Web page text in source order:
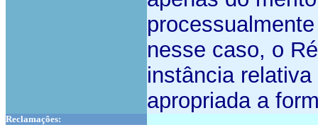
nesse caso, o
instância
apropriada a
Reclamações: